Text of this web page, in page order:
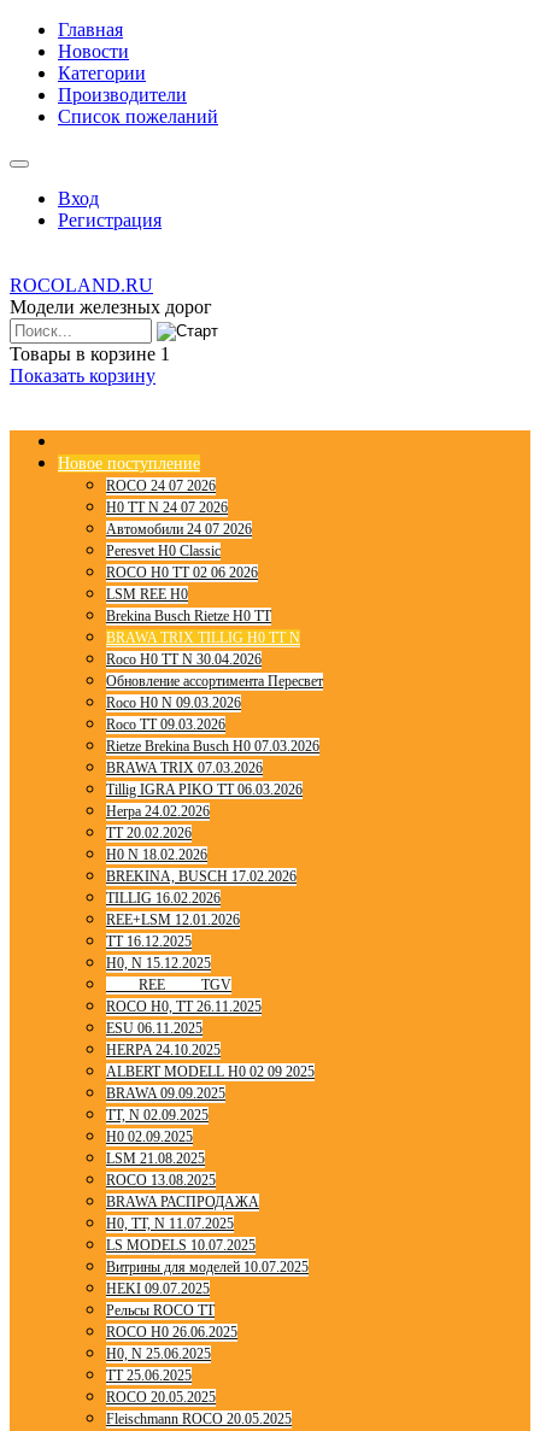
Главная
Новости
Категории
Производители
Список пожеланий
Вход
Регистрация
ROCOLAND.RU
Модели железных дорог
Товары в корзине 1
Показать корзину
Новое поступление
ROCO 24 07 2026
H0 TT N 24 07 2026
Автомобили 24 07 2026
Peresvet H0 Classic
ROCO H0 TT 02 06 2026
LSM REE H0
Brekina Busch Rietze H0 TT
BRAWA TRIX TILLIG H0 TT N
Roco H0 TT N 30.04.2026
Обновление ассортимента Пересвет
Roco H0 N 09.03.2026
Roco TT 09.03.2026
Rietze Brekina Busch H0 07.03.2026
BRAWA TRIX 07.03.2026
Tillig IGRA PIKO TT 06.03.2026
Herpa 24.02.2026
TT 20.02.2026
H0 N 18.02.2026
BREKINA, BUSCH 17.02.2026
TILLIG 16.02.2026
REE+LSM 12.01.2026
TT 16.12.2025
H0, N 15.12.2025
____ REE ____ TGV
ROCO H0, TT 26.11.2025
ESU 06.11.2025
HERPA 24.10.2025
ALBERT MODELL H0 02 09 2025
BRAWA 09.09.2025
TT, N 02.09.2025
H0 02.09.2025
LSM 21.08.2025
ROCO 13.08.2025
BRAWA РАСПРОДАЖА
H0, TT, N 11.07.2025
LS MODELS 10.07.2025
Витрины для моделей 10.07.2025
HEKI 09.07.2025
Рельсы ROCO TT
ROCO H0 26.06.2025
H0, N 25.06.2025
TT 25.06.2025
ROCO 20.05.2025
Fleischmann ROCO 20.05.2025